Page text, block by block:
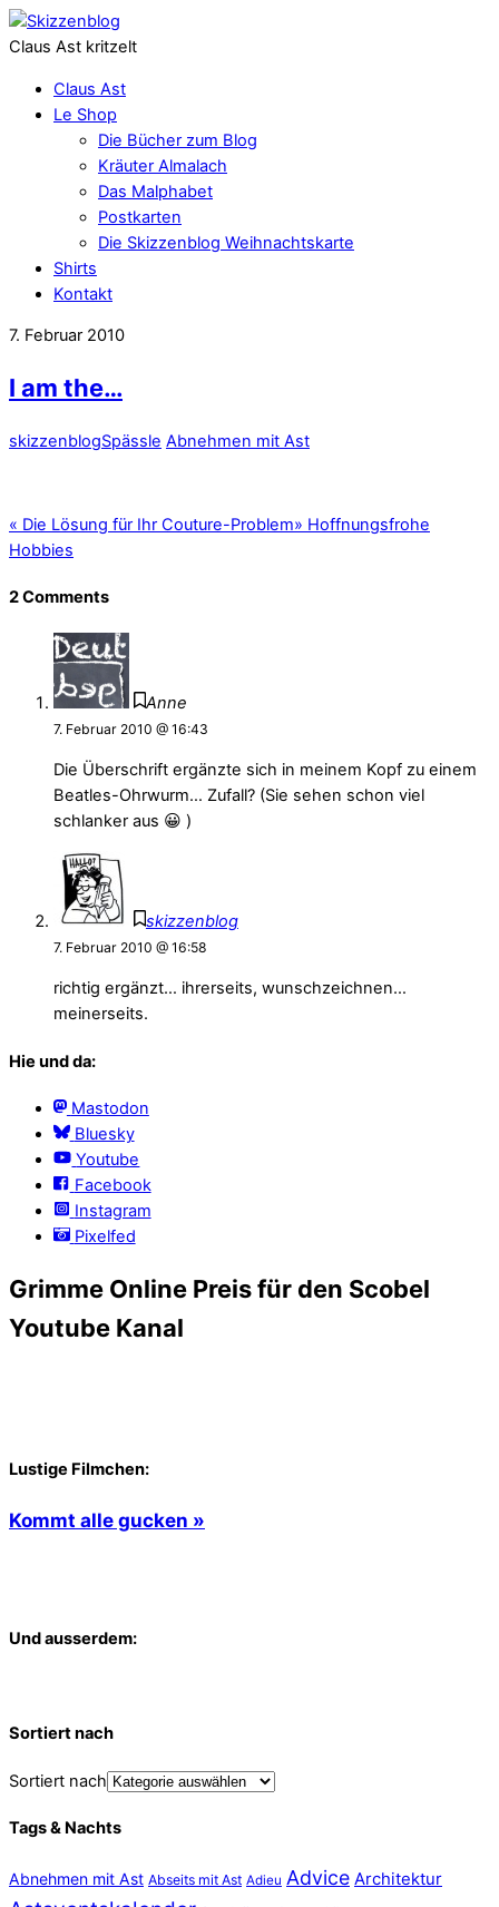
Claus Ast kritzelt
Claus Ast
Le Shop
Die Bücher zum Blog
Kräuter Almalach
Das Malphabet
Postkarten
Die Skizzenblog Weihnachtskarte
Shirts
Kontakt
7. Februar 2010
I am the…
skizzenblogSpässle Abnehmen mit Ast
« Die Lösung für Ihr Couture-Problem» Hoffnungsfrohe
Hobbies
2 Comments
Anne
7. Februar 2010 @ 16:43
Die Überschrift ergänzte sich in meinem Kopf zu einem
Beatles-Ohrwurm… Zufall? (Sie sehen schon viel
schlanker aus 😀 )
skizzenblog
7. Februar 2010 @ 16:58
richtig ergänzt… ihrerseits, wunschzeichnen…
meinerseits.
Hie und da:
Mastodon
Bluesky
Youtube
Facebook
Instagram
Pixelfed
Grimme Online Preis für den Scobel
Youtube Kanal
Lustige Filmchen:
Kommt alle gucken »
Und ausserdem:
Sortiert nach
Sortiert nach
Tags & Nachts
Abnehmen mit Ast Abseits mit Ast Adieu Advice Architektur